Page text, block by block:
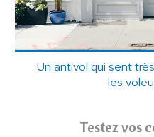
Un antivol qui sent
les
Testez vos